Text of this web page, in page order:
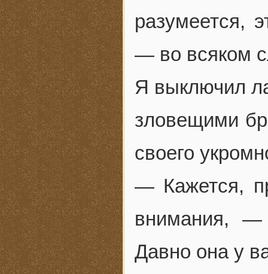
разумеется,
— во всяком
Я выключил
зловещими
своего
— Кажется,
внимания,
Давно она у